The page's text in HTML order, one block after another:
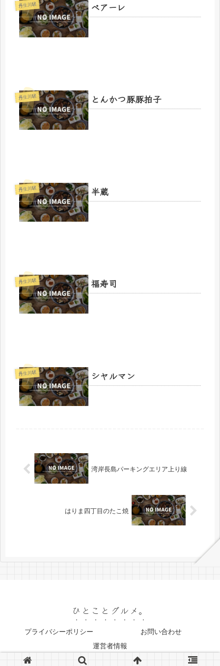
丹生川駅 ベアーレ
丹生川駅 とんかつ豚豚拍子
丹生川駅 半蔵
丹生川駅 福寿司
丹生川駅 シヤルマン
湾岸長島パーキングエリア上り線
はりま四丁目のたこ焼
ひとことグルメ。
プライバシーポリシー
お問い合わせ
運営者情報
© 2023 ひとことグルメ。.